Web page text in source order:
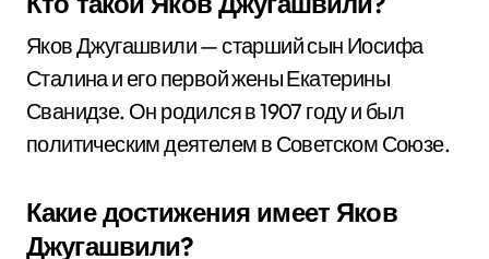
Яков Джугашвили — старший сын Иосифа
Сталина и его первой жены Екатерины
Сванидзе. Он родился в 1907 году и был
политическим деятелем в Советском Союзе.
Какие достижения имеет Яков
Джугашвили?